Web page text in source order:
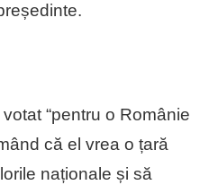
“pentru o Românie
că el vrea o țară
naționale și să